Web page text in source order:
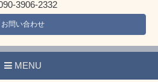
3906-2332
お問い合わせ
MENU